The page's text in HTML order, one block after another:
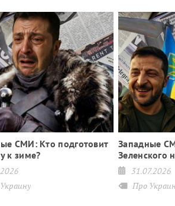
СМИ: Кто подготовит
к зиме?
Западные
Зеленского
31.07.2026
Про